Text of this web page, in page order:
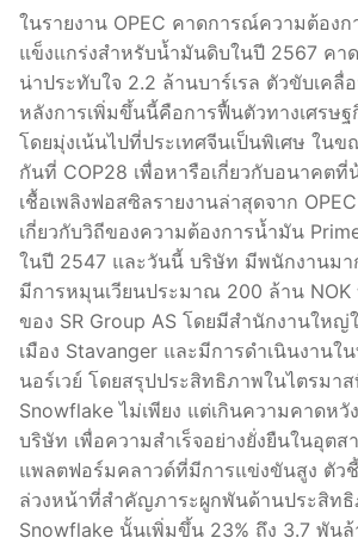
ในรายงาน OPEC คาดการณ์ความต้อง
แข็งแกร่งสำหรับน้ำมันดิบในปี 2567 คา
น่าประทับใจ 2.2 ล้านบาร์เรล ตัวขับเคลื่
หลังการเพิ่มขึ้นนี้คือการฟื้นตัวทางเศรษ
โดยมุ่งเน้นไปที่ประเทศจีนเป็นพิเศษ ใน
กันที่ COP28 เพื่อหารือเกี่ยวกับอนาคต
เชื้อเพลิงฟอสซิลรายงานล่าสุดจาก
เกี่ยวกับวิถีของความต้องการน้ำมัน
ในปี 2547 และวันนี้ บริษัท มีพนักงานมา
มีการหมุนเวียนประมาณ 200 ล้าน
ของ SR Group AS โดยมีสำนักงานใหญ่
เมือง Stavanger และมีการดำเนินงานใ
นอร์เวย์ โดยสรุปประสิทธิภาพในไตรมา
Snowflake ไม่เพียง แต่เกินความคาดหวั
บริษัท เพื่อความสำเร็จอย่างยั่งยืนในอุตส
แพลตฟอร์มคลาวด์ที่มีการแข่งขันสูง ตัว
ล่วงหน้าที่สำคัญภาระผูกพันด้านประสิทธิ
Snowflake นั้นเพิ่มขึ้น 23% ถึง 3.7 พัน